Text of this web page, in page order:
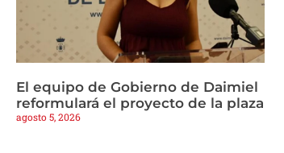
El equipo de Gobierno de Daimiel
reformulará el proyecto de la plaza
agosto 5, 2026